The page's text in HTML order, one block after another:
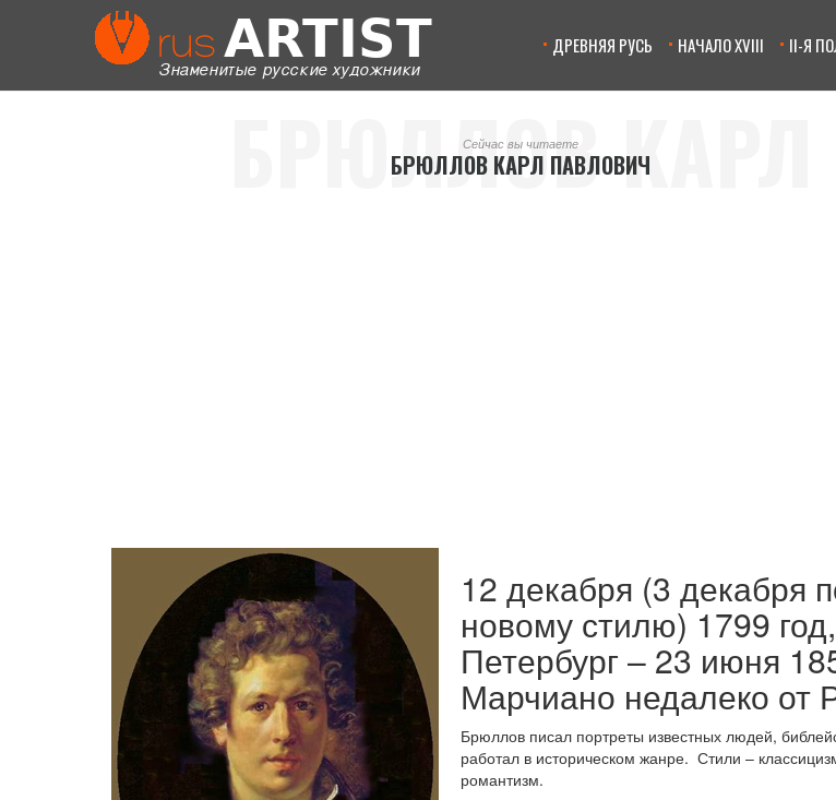
ДРЕВНЯЯ РУСЬ НАЧАЛО XVIII II-Я
БРЮЛЛОВ КАРЛ
Сейчас вы читаете
БРЮЛЛОВ КАРЛ ПАВЛОВИЧ
12 декабря (3 декабря
новому стилю) 1799 год,
Петербург – 23 июня
Марчиано недалеко от
Брюллов писал портреты известных людей,
работал в историческом жанре. Стили –
романтизм.